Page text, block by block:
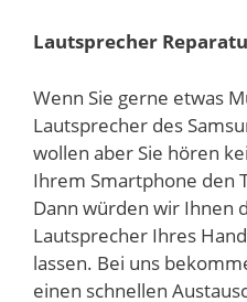
Lautsprecher
Wenn Sie gerne etwas
Lautsprecher des
wollen aber Sie hören
Ihrem Smartphone den
Dann würden wir Ihnen
Lautsprecher Ihres
lassen. Bei uns
einen schnellen